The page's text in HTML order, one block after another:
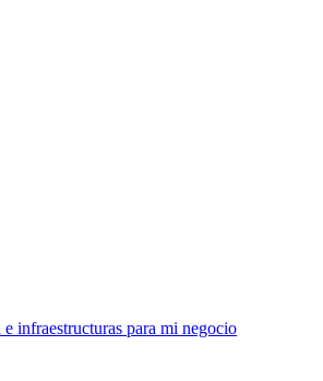
infraestructuras para mi negocio